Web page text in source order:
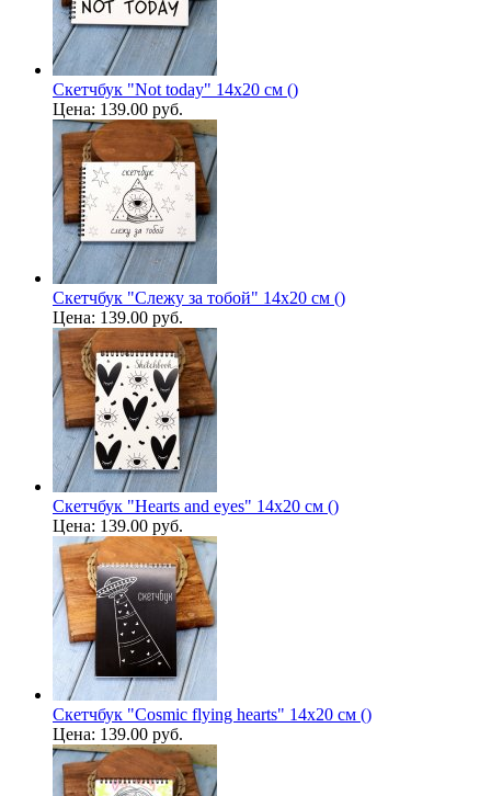
Скетчбук "Not today" 14х20 см ()
Цена: 139.00 руб.
Скетчбук "Слежу за тобой" 14х20 см ()
Цена: 139.00 руб.
Скетчбук "Hearts and eyes" 14х20 см ()
Цена: 139.00 руб.
Скетчбук "Cosmic flying hearts" 14х20 см ()
Цена: 139.00 руб.